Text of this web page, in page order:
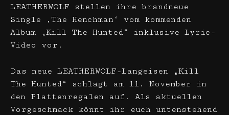
LEATHERWOLF stellen ihre brandneue
Single ‚The Henchman‘ vom kommenden
Album „Kill The Hunted“ inklusive Lyric-
Video vor.
Das neue LEATHERWOLF-Langeisen „Kill
The Hunted“ schlägt am 11. November in
den Plattenregalen auf. Als aktuellen
Vorgeschmack könnt ihr euch untenstehend